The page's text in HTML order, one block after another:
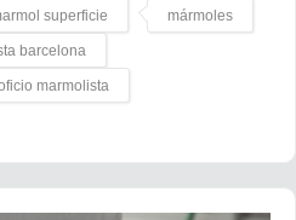
superficie mármoles
barcelona
marmolista